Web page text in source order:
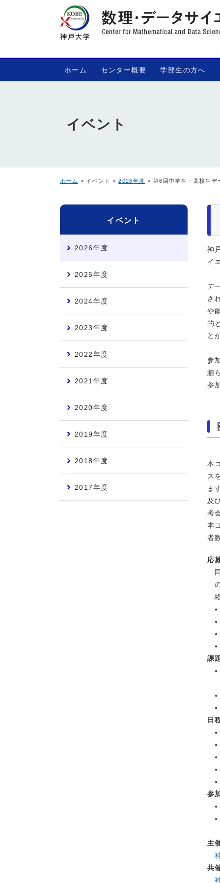
ホーム センター概要 学部生の方へ
イベント
ホーム > イベント >2026年度 > 第6回中学生・高校生デ
神
イ
デ
さ
や
的
と
参
贈
参
本
ス
ま
及
考
本
者
応
課
日
参
主
共
イベント
2026年度
2025年度
2024年度
2023年度
2022年度
2021年度
2020年度
2019年度
2018年度
2017年度